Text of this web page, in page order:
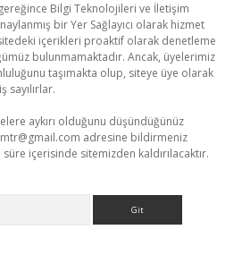
gereğince Bilgi Teknolojileri ve İletişim
bir Yer Sağlayıcı olarak hizmet
içerikleri proaktif olarak denetleme
bulunmamaktadır. Ancak, üyelerimiz
taşımakta olup, siteye üye olarak
sayılırlar.
aykırı olduğunu düşündüğünüz
adresine bildirmeniz
içerisinde sitemizden kaldırılacaktır.